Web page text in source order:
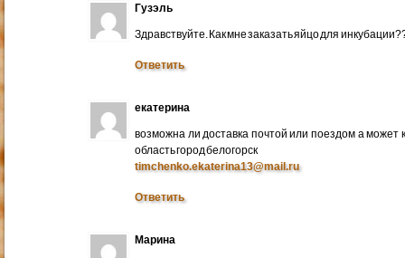
Гузэль
Здравствуйте. Как мне заказать яйцо для
Ответить
екатерина
возможна ли доставка почтой или поездом а
область город белогорск
timchenko.ekaterina13@mail.ru
Ответить
Марина